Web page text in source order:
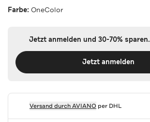
Farbe: OneColor
Jetzt anmelden und 30-70% sparen.
Jetzt anmelden
Versand durchAVIANOper DHL